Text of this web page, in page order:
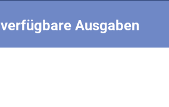
Ausgaben